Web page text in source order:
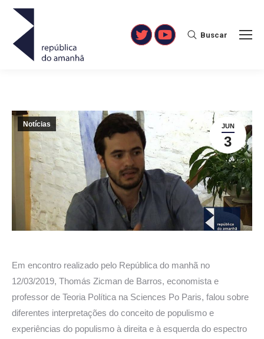
TwitterYouTube
Search:
Buscar
JUN
3
Notícias
Em encontro realizado pelo República do manhã no
12/03/2019, Thomás Zicman de Barros, economista e
professor de Teoria Política na Sciences Po Paris, falou sobre
diferentes interpretações do conceito de populismo e
experiências do populismo à direita e à esquerda do espectro